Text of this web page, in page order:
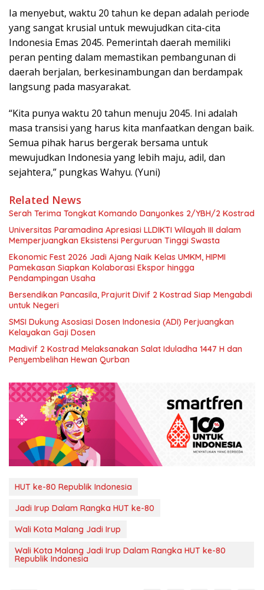
Ia menyebut, waktu 20 tahun ke depan adalah periode
yang sangat krusial untuk mewujudkan cita-cita
Indonesia Emas 2045. Pemerintah daerah memiliki
peran penting dalam memastikan pembangunan di
daerah berjalan, berkesinambungan dan berdampak
langsung pada masyarakat.
“Kita punya waktu 20 tahun menuju 2045. Ini adalah
masa transisi yang harus kita manfaatkan dengan baik.
Semua pihak harus bergerak bersama untuk
mewujudkan Indonesia yang lebih maju, adil, dan
sejahtera,” pungkas Wahyu. (Yuni)
Related News
Serah Terima Tongkat Komando Danyonkes 2/YBH/2 Kostrad
Universitas Paramadina Apresiasi LLDIKTI Wilayah III dalam
Memperjuangkan Eksistensi Perguruan Tinggi Swasta
Ekonomic Fest 2026 Jadi Ajang Naik Kelas UMKM, HIPMI
Pamekasan Siapkan Kolaborasi Ekspor hingga
Pendampingan Usaha
Bersendikan Pancasila, Prajurit Divif 2 Kostrad Siap Mengabdi
untuk Negeri
SMSI Dukung Asosiasi Dosen Indonesia (ADI) Perjuangkan
Kelayakan Gaji Dosen
Madivif 2 Kostrad Melaksanakan Salat Iduladha 1447 H dan
Penyembelihan Hewan Qurban
HUT ke-80 Republik Indonesia
Jadi Irup Dalam Rangka HUT ke-80
Wali Kota Malang Jadi Irup
Wali Kota Malang Jadi Irup Dalam Rangka HUT ke-80
Republik Indonesia